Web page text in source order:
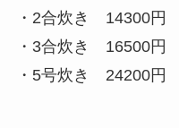
・2合炊き 14300円
・3合炊き 16500円
・5号炊き 24200円